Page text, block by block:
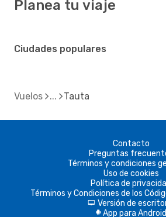
Planea tu viaje
Ciudades populares
Vuelos Tauta
Contacto
Preguntas
Términos y condiciones
Uso de cookies
Política de
Términos y Condiciones de los
d Versión de
A App para Android